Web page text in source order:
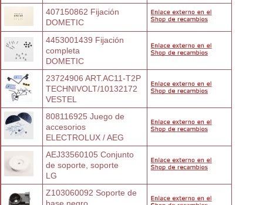
407150862 Fijación
DOMETIC
4453001439 Fijación
completa
DOMETIC
23724906 ART.AC11-T2P
TECHNIVOLT/10132172
VESTEL
808116925 Juego de
accesorios
ELECTROLUX / AEG
AEJ33560105 Conjunto
de soporte, soporte
LG
Z103060092 Soporte de